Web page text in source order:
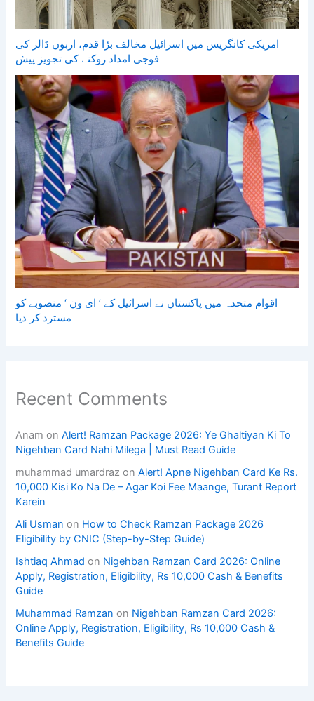
امریکی کانگریس میں اسرائیل مخالف بڑا قدم، اربوں ڈالر کی
فوجی امداد روکنے کی تجویز پیش
اقوام متحدہ میں پاکستان نے اسرائیل کے ’ ای ون ‘ منصوبے کو
مسترد کر دیا
Recent Comments
Anam onAlert! Ramzan Package 2026: Ye Ghaltiyan Ki To
Nigehban Card Nahi Milega | Must Read Guide
muhammad umardraz onAlert! Apne Nigehban Card Ke Rs.
10,000 Kisi Ko Na De – Agar Koi Fee Maange, Turant Report
Karein
Ali Usman on How to Check Ramzan Package 2026
Eligibility by CNIC (Step-by-Step Guide)
Ishtiaq Ahmad on Nigehban Ramzan Card 2026: Online
Apply, Registration, Eligibility, Rs 10,000 Cash & Benefits
Guide
Muhammad Ramzan on Nigehban Ramzan Card 2026:
Online Apply, Registration, Eligibility, Rs 10,000 Cash &
Benefits Guide